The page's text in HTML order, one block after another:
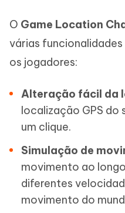
O Game Location
várias
os jogadores:
Alteração fácil da
localização GPS do
um clique.
Simulação de
movimento ao
diferentes
movimento do